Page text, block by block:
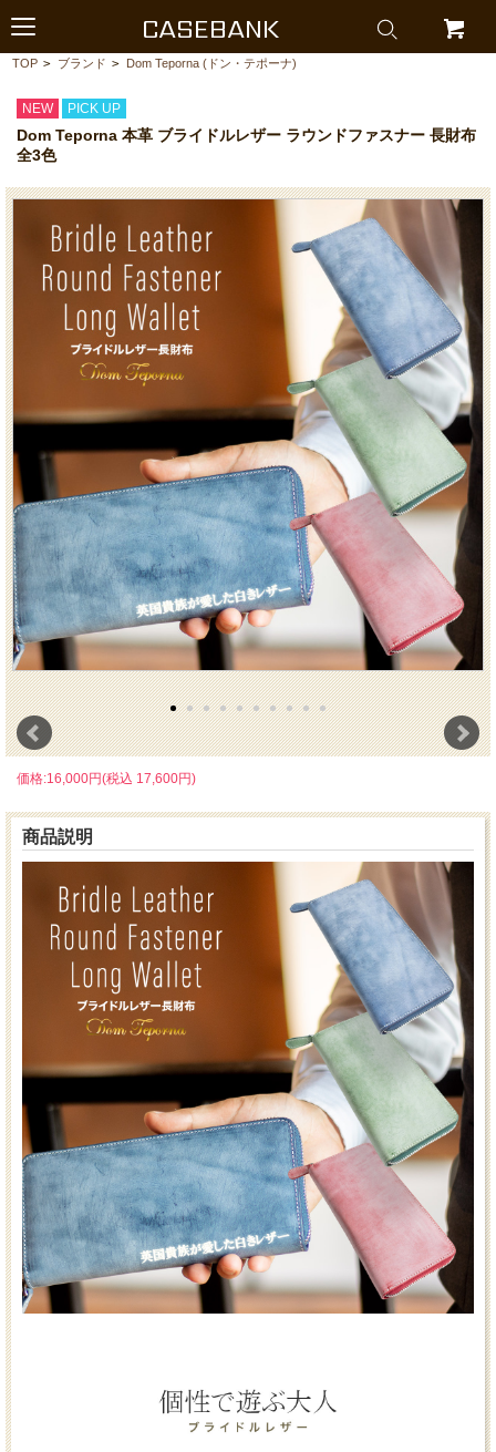
CASEBANK
TOP > ブランド > Dom Teporna (ドン・テポーナ)
NEW PICK UP
Dom Teporna 本革 ブライドルレザー ラウンドファスナー 長財布
全3色
価格:16,000円(税込 17,600円)
商品説明